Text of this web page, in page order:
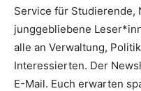
Service für Studierende,
junggebliebene
alle an Verwaltung,
Interessierten. Der
E-Mail. Euch erwarten